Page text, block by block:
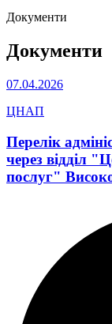
Документи
Документи
07.04.2026
ЦНАП
Перелік
через відділ
послуг"